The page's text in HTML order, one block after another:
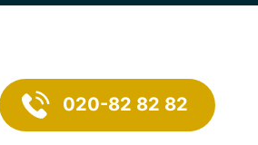
020-82 82 82